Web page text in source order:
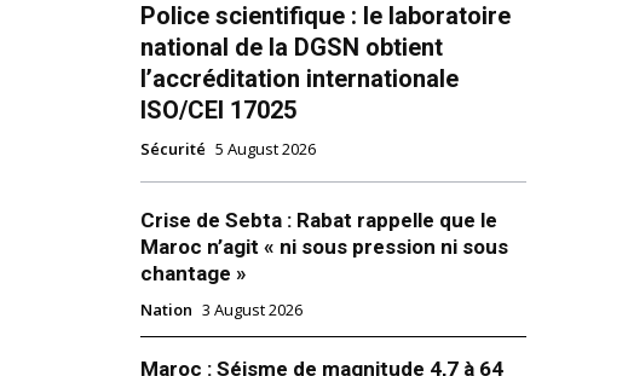
Police scientifique : le laboratoire
national de la DGSN obtient
l’accréditation internationale
ISO/CEI 17025
Sécurité 5 August 2026
Crise de Sebta : Rabat rappelle que le
Maroc n’agit « ni sous pression ni sous
chantage »
Nation 3 August 2026
Maroc : Séisme de magnitude 4,7 à 64